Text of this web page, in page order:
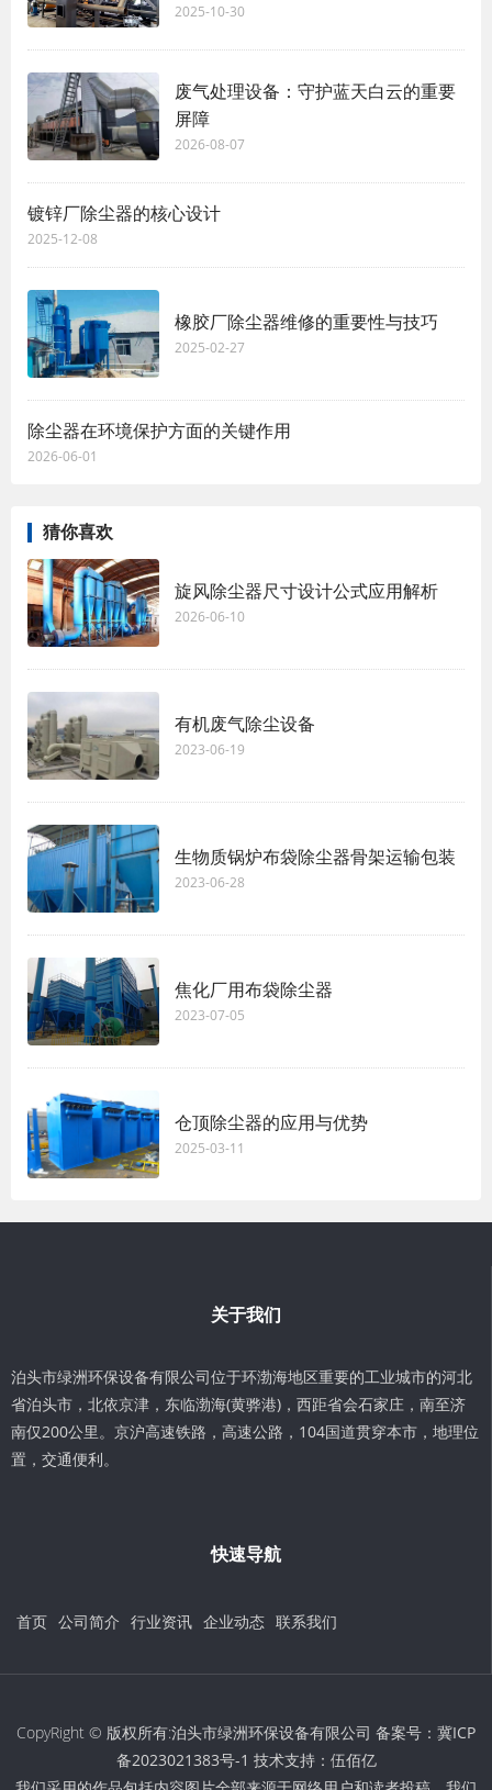
2025-10-30
废气处理设备：守护蓝天白云的重要
屏障
2026-08-07
镀锌厂除尘器的核心设计
2025-12-08
橡胶厂除尘器维修的重要性与技巧
2025-02-27
除尘器在环境保护方面的关键作用
2026-06-01
猜你喜欢
旋风除尘器尺寸设计公式应用解析
2026-06-10
有机废气除尘设备
2023-06-19
生物质锅炉布袋除尘器骨架运输包装
2023-06-28
焦化厂用布袋除尘器
2023-07-05
仓顶除尘器的应用与优势
2025-03-11
关于我们
泊头市绿洲环保设备有限公司位于环渤海地区重要的工业城市的河北
省泊头市，北依京津，东临渤海(黄骅港)，西距省会石家庄，南至济
南仅200公里。京沪高速铁路，高速公路，104国道贯穿本市，地理位
置，交通便利。
快速导航
首页 公司简介 行业资讯 企业动态 联系我们
CopyRight © 版权所有:泊头市绿洲环保设备有限公司 备案号： 冀ICP
备2023021383号-1 技术支持： 伍佰亿